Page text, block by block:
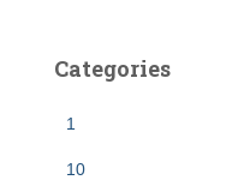
Categories
1
10